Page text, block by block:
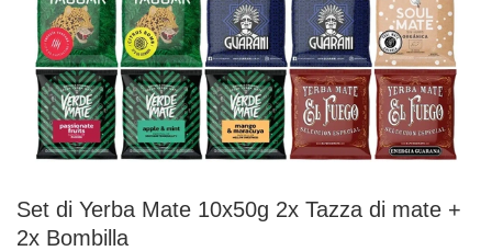
Set di Yerba Mate 10x50g 2x Tazza di mate +
2x Bombilla